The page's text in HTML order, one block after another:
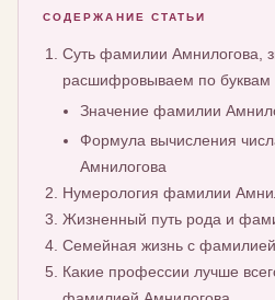
СОДЕРЖАНИЕ СТАТЬИ
Суть фамилии Амнилогова,
расшифровываем по буквам
Значение фамилии
Формула вычисления
Амнилогова
Нумерология фамилии
Жизненный путь рода и
Семейная жизнь с
Какие профессии лучше